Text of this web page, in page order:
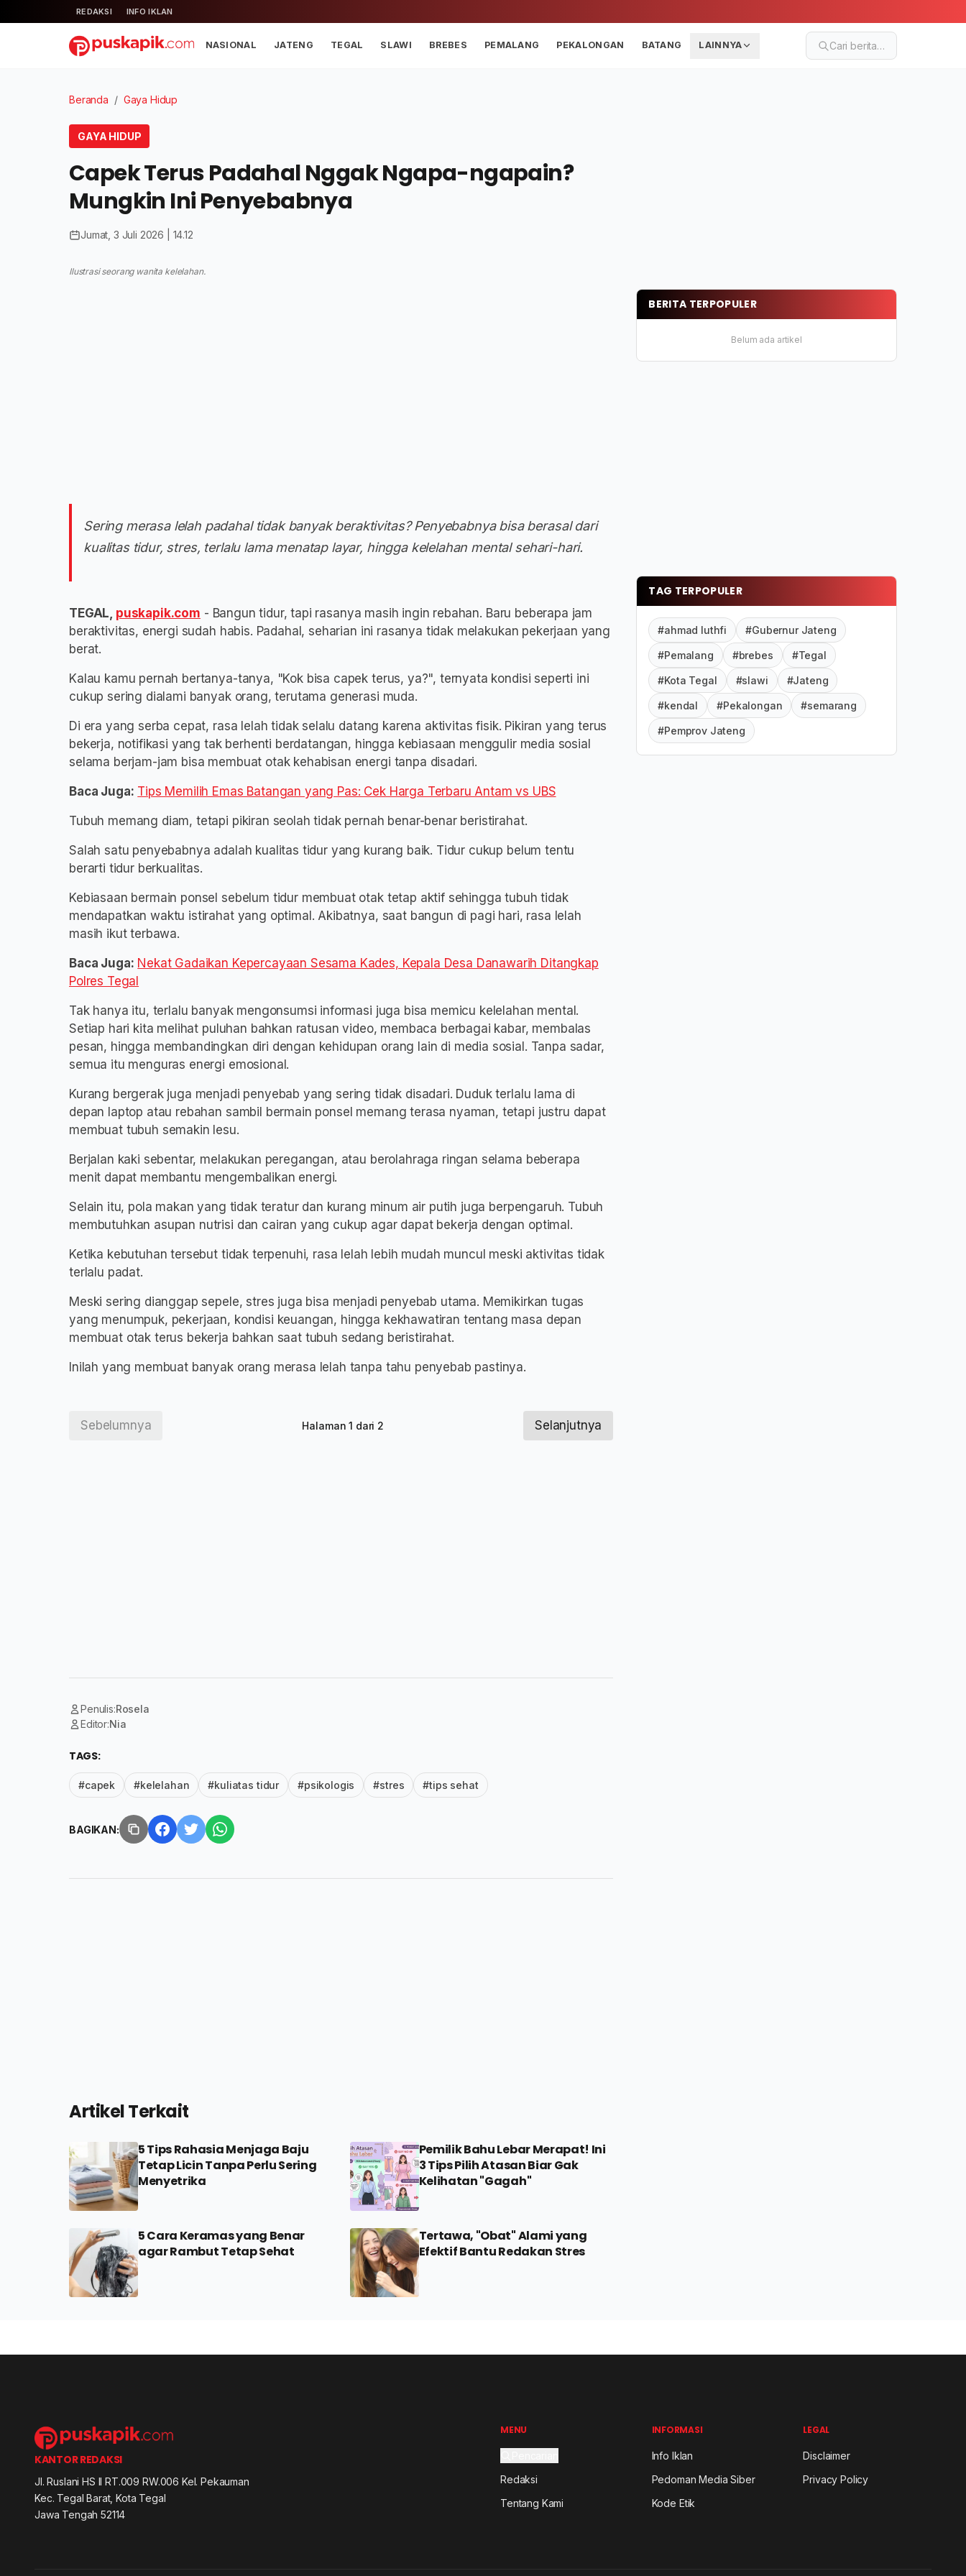
REDAKSI INFO IKLAN
NASIONAL JATENG TEGAL SLAWI BREBES PEMALANG PEKALONGAN BATANG LAINNYA Cari berita…
Beranda / Gaya Hidup
GAYA HIDUP
Capek Terus Padahal Nggak Ngapa-ngapain?
Mungkin Ini Penyebabnya
Jumat, 3 Juli 2026 | 14.12
Ilustrasi seorang wanita kelelahan.
Sering merasa lelah padahal tidak banyak beraktivitas? Penyebabnya bisa berasal dari
kualitas tidur, stres, terlalu lama menatap layar, hingga kelelahan mental sehari-hari.
TEGAL, puskapik.com - Bangun tidur, tapi rasanya masih ingin rebahan. Baru beberapa jam
beraktivitas, energi sudah habis. Padahal, seharian ini rasanya tidak melakukan pekerjaan yang
berat.
Kalau kamu pernah bertanya-tanya, "Kok bisa capek terus, ya?", ternyata kondisi seperti ini
cukup sering dialami banyak orang, terutama generasi muda.
Di era yang serba cepat, rasa lelah tidak selalu datang karena aktivitas fisik. Pikiran yang terus
bekerja, notifikasi yang tak berhenti berdatangan, hingga kebiasaan menggulir media sosial
selama berjam-jam bisa membuat otak kehabisan energi tanpa disadari.
Baca Juga: Tips Memilih Emas Batangan yang Pas: Cek Harga Terbaru Antam vs UBS
Tubuh memang diam, tetapi pikiran seolah tidak pernah benar-benar beristirahat.
Salah satu penyebabnya adalah kualitas tidur yang kurang baik. Tidur cukup belum tentu
berarti tidur berkualitas.
Kebiasaan bermain ponsel sebelum tidur membuat otak tetap aktif sehingga tubuh tidak
mendapatkan waktu istirahat yang optimal. Akibatnya, saat bangun di pagi hari, rasa lelah
masih ikut terbawa.
Baca Juga: Nekat Gadaikan Kepercayaan Sesama Kades, Kepala Desa Danawarih Ditangkap
Polres Tegal
Tak hanya itu, terlalu banyak mengonsumsi informasi juga bisa memicu kelelahan mental.
Setiap hari kita melihat puluhan bahkan ratusan video, membaca berbagai kabar, membalas
pesan, hingga membandingkan diri dengan kehidupan orang lain di media sosial. Tanpa sadar,
semua itu menguras energi emosional.
Kurang bergerak juga menjadi penyebab yang sering tidak disadari. Duduk terlalu lama di
depan laptop atau rebahan sambil bermain ponsel memang terasa nyaman, tetapi justru dapat
membuat tubuh semakin lesu.
Berjalan kaki sebentar, melakukan peregangan, atau berolahraga ringan selama beberapa
menit dapat membantu mengembalikan energi.
Selain itu, pola makan yang tidak teratur dan kurang minum air putih juga berpengaruh. Tubuh
membutuhkan asupan nutrisi dan cairan yang cukup agar dapat bekerja dengan optimal.
Ketika kebutuhan tersebut tidak terpenuhi, rasa lelah lebih mudah muncul meski aktivitas tidak
terlalu padat.
Meski sering dianggap sepele, stres juga bisa menjadi penyebab utama. Memikirkan tugas
yang menumpuk, pekerjaan, kondisi keuangan, hingga kekhawatiran tentang masa depan
membuat otak terus bekerja bahkan saat tubuh sedang beristirahat.
Inilah yang membuat banyak orang merasa lelah tanpa tahu penyebab pastinya.
Sebelumnya Halaman 1 dari 2 Selanjutnya
Penulis:Rosela
Editor:Nia
TAGS:
#capek #kelelahan #kuliatas tidur #psikologis #stres #tips sehat
BAGIKAN:
Artikel Terkait
5 Tips Rahasia Menjaga Baju
Tetap Licin Tanpa Perlu Sering
Menyetrika
Pemilik Bahu Lebar Merapat! Ini
3 Tips Pilih Atasan Biar Gak
Kelihatan "Gagah"
5 Cara Keramas yang Benar
agar Rambut Tetap Sehat
Tertawa, "Obat" Alami yang
Efektif Bantu Redakan Stres
BERITA TERPOPULER
Belum ada artikel
TAG TERPOPULER
#ahmad luthfi #Gubernur Jateng
#Pemalang #brebes #Tegal
#Kota Tegal #slawi #Jateng
#kendal #Pekalongan #semarang
#Pemprov Jateng
KANTOR REDAKSI
Jl. Ruslani HS II RT.009 RW.006 Kel. Pekauman
Kec. Tegal Barat, Kota Tegal
Jawa Tengah 52114
MENU
Redaksi
Tentang Kami
INFORMASI
Info Iklan
Pedoman Media Siber
Kode Etik
LEGAL
Disclaimer
Privacy Policy